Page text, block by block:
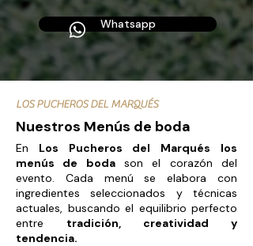
Whatsapp
LOS PUCHEROS DEL MARQUÉS
Nuestros Menús de boda
En Los Pucheros del Marqués los
menús de bodason el corazón del
evento. Cada menú se elabora con
ingredientes seleccionados y técnicas
actuales, buscando el equilibrio perfecto
entre tradición, creatividad y
tendencia.